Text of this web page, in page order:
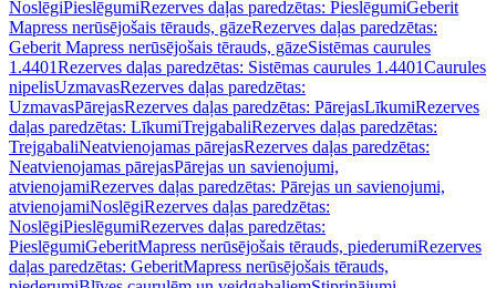
NoslēgiPieslēgumiRezerves daļas paredzētas: PieslēgumiGeberit
Mapress nerūsējošais tērauds, gāzeRezerves daļas paredzētas:
Geberit Mapress nerūsējošais tērauds, gāzeSistēmas caurules
1.4401Rezerves daļas paredzētas: Sistēmas caurules 1.4401Caurules
nipelisUzmavasRezerves daļas paredzētas:
UzmavasPārejasRezerves daļas paredzētas: PārejasLīkumiRezerves
daļas paredzētas: LīkumiTrejgabaliRezerves daļas paredzētas:
TrejgabaliNeatvienojamas pārejasRezerves daļas paredzētas:
Neatvienojamas pārejasPārejas un savienojumi,
atvienojamiRezerves daļas paredzētas: Pārejas un savienojumi,
atvienojamiNoslēgiRezerves daļas paredzētas:
NoslēgiPieslēgumiRezerves daļas paredzētas:
PieslēgumiGeberitMapress nerūsējošais tērauds, piederumiRezerves
daļas paredzētas: GeberitMapress nerūsējošais tērauds,